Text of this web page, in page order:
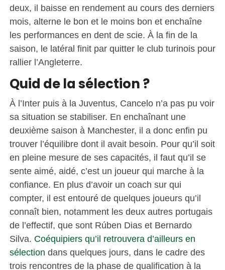
deux, il baisse en rendement au cours des derniers
mois, alterne le bon et le moins bon et enchaîne
les performances en dent de scie. À la fin de la
saison, le latéral finit par quitter le club turinois pour
rallier l’Angleterre.
Quid de la sélection ?
À l’Inter puis à la Juventus, Cancelo n’a pas pu voir
sa situation se stabiliser. En enchaînant une
deuxième saison à Manchester, il a donc enfin pu
trouver l’équilibre dont il avait besoin. Pour qu’il soit
en pleine mesure de ses capacités, il faut qu’il se
sente aimé, aidé, c’est un joueur qui marche à la
confiance. En plus d’avoir un coach sur qui
compter, il est entouré de quelques joueurs qu’il
connaît bien, notamment les deux autres portugais
de l’effectif, que sont Rúben Dias et Bernardo
Silva. Coéquipiers qu’il retrouvera d’ailleurs en
sélection dans quelques jours, dans le cadre des
trois rencontres de la phase de qualification à la